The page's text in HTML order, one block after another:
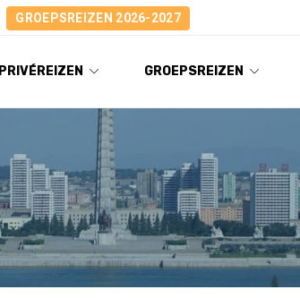
GROEPSREIZEN 2026-2027
PRIVÉREIZEN GROEPSREIZEN